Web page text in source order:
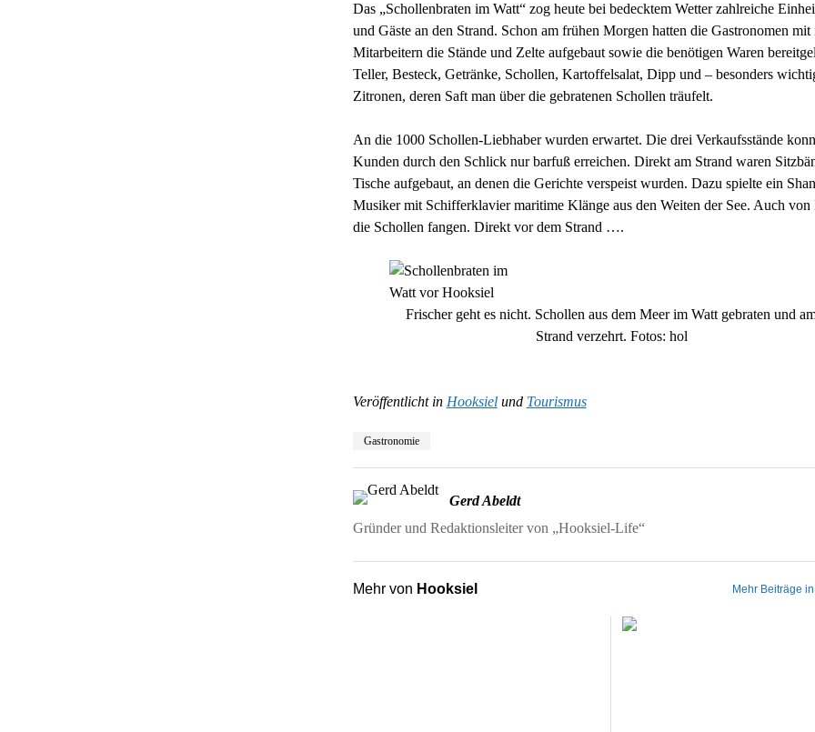
Das „Schollenbraten im Watt“ zog heute bei bedecktem Wetter zahlreiche
und Gäste an den Strand. Schon am frühen Morgen hatten die Gastronomen mit
Mitarbeitern die Stände und Zelte aufgebaut sowie die benötigen Waren
Teller, Besteck, Getränke, Schollen, Kartoffelsalat, Dipp und – besonders
Zitronen, deren Saft man über die gebratenen Schollen träufelt.
An die 1000 Schollen-Liebhaber wurden erwartet. Die drei Verkaufsstände
Kunden durch den Schlick nur barfuß erreichen. Direkt am Strand waren
Tische aufgebaut, an denen die Gerichte verspeist wurden. Dazu spielte ein
Musiker mit Schifferklavier maritime Klänge aus den Weiten der See. Auch von
die Schollen fangen. Direkt vor dem Strand ….
Frischer geht es nicht. Schollen aus dem Meer im Watt gebraten und
Strand verzehrt. Fotos: hol
Veröffentlicht in Hooksielund Tourismus
Gastronomie
Gerd Abeldt
Gründer und Redaktionsleiter von „Hooksiel-Life“
Mehr von Hooksiel Mehr Beiträge